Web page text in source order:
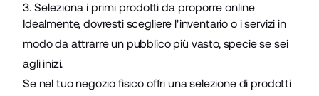
3. Seleziona i primi prodotti da proporre online
Idealmente, dovresti scegliere l'inventario o i servizi in
modo da attrarre un pubblico più vasto, specie se sei
agli inizi.
Se nel tuo negozio fisico offri una selezione di prodotti